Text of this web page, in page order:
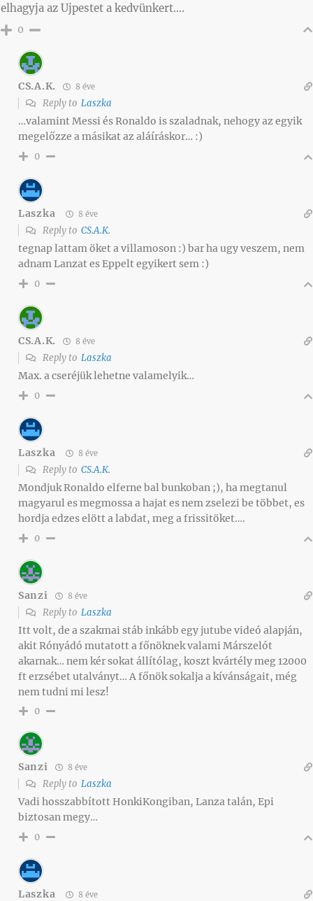
elhagyja az Ujpestet a kedvünkert….
0
CS.A.K. 8 éve
Reply to Laszka
…valamint Messi és Ronaldo is szaladnak, nehogy az egyik
megelőzze a másikat az aláíráskor… :)
0
Laszka 8 éve
Reply to CS.A.K.
tegnap lattam öket a villamoson :) bar ha ugy veszem, nem
adnam Lanzat es Eppelt egyikert sem :)
0
CS.A.K. 8 éve
Reply to Laszka
Max. a cseréjük lehetne valamelyik…
0
Laszka 8 éve
Reply to CS.A.K.
Mondjuk Ronaldo elferne bal bunkoban ;), ha megtanul
magyarul es megmossa a hajat es nem zselezi be többet, es
hordja edzes elött a labdat, meg a frissitöket….
0
Sanzi 8 éve
Reply to Laszka
Itt volt, de a szakmai stáb inkább egy jutube videó alapján,
akit Rónyádó mutatott a főnöknek valami Márszelót
akarnak… nem kér sokat állítólag, koszt kvártély meg 12000
ft erzsébet utalványt… A főnök sokalja a kívánságait, még
nem tudni mi lesz!
0
Sanzi 8 éve
Reply to Laszka
Vadi hosszabbított HonkiKongiban, Lanza talán, Epi
biztosan megy…
0
Laszka 8 éve